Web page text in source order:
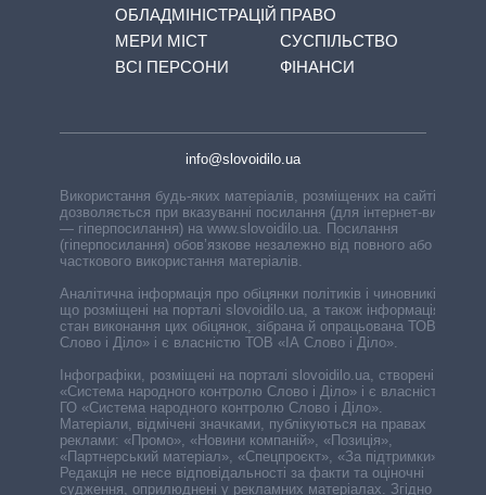
ОБЛАДМІНІСТРАЦІЙ
МЕРИ МІСТ
ВСІ ПЕРСОНИ
ПРАВО
СУСПІЛЬСТВО
ФІНАНСИ
info@slovoidilo.ua
Використання будь-яких матеріалів, розміщених на сайті,
дозволяється при вказуванні посилання (для інтернет-видань
— гіперпосилання) на www.slovoidilo.ua. Посилання
(гіперпосилання) обов’язкове незалежно від повного або
часткового використання матеріалів.
Аналітична інформація про обіцянки політиків і чиновників,
що розміщені на порталі slovoidilo.ua, а також інформація про
стан виконання цих обіцянок, зібрана й опрацьована ТОВ «ІА
Слово і Діло» і є власністю ТОВ «ІА Слово і Діло».
Інфографіки, розміщені на порталі slovoidilo.ua, створені ГО
«Система народного контролю Слово і Діло» і є власністю
ГО «Система народного контролю Слово і Діло».
Матеріали, відмічені значками, публікуються на правах
реклами: «Промо», «Новини компаній», «Позиція»,
«Партнерський матеріал», «Спецпроєкт», «За підтримки».
Редакція не несе відповідальності за факти та оціночні
судження, оприлюднені у рекламних матеріалах. Згідно з